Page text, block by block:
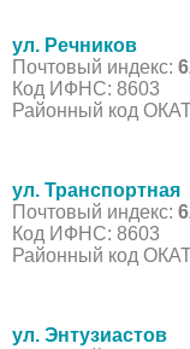
ул. Речников
Почтовый индекс:
Код ИФНС: 8603
Районный код
ул. Транспортная
Почтовый индекс:
Код ИФНС: 8603
Районный код
ул. Энтузиастов